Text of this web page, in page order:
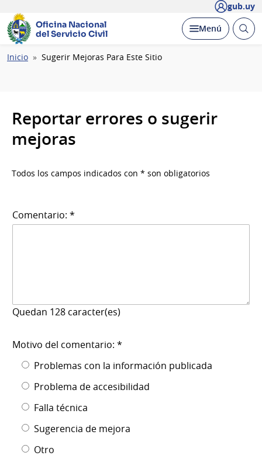
gub.uy
Oficina Nacional
del Servicio Civil
Desplegar
Menú Abrir
Ruta
Inicio Sugerir Mejoras Para Este Sitio
Reportar errores o sugerir
mejoras
Todos los campos indicados con * son obligatorios
Comentario: *
Quedan 128 caracter(es)
Motivo del comentario: *
Problemas con la información publicada
Problema de accesibilidad
Falla técnica
Sugerencia de mejora
Otro